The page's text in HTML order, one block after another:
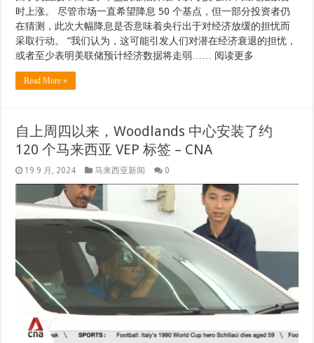
时上涨。 尽管市场一直希望降息 50 个基点，但一部分投资者仍
在猜测，此次大幅降息是否意味着央行出于对经济放缓的担忧而
采取行动。 “我们认为，这可能引发人们对潜在经济衰退的担忧，
或者至少表明美联储预计经济数据将走弱…… 阅读更多
Read More »
自上周四以来，Woodlands 中心安装了约
120 个马来西亚 VEP 标签 – CNA
19 9 月, 2024 马来西亚新闻 0